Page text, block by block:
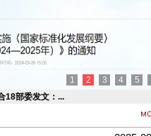
1 2 3 4 5
18部委发文：...